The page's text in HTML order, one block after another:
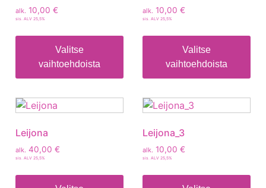
alk. 10,00 €
sis. ALV 25,5%
Valitse
vaihtoehdoista
alk. 10,00 €
sis. ALV 25,5%
Valitse
vaihtoehdoista
Leijona
alk. 40,00 €
sis. ALV 25,5%
Leijona_3
alk. 10,00 €
sis. ALV 25,5%